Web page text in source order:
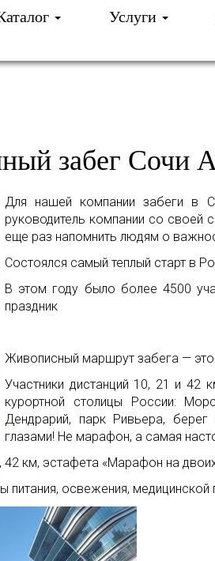
Услуги
забег Сочи
Для нашей компании забеги в
руководитель компании со
еще раз напомнить людям о
Состоялся самый теплый старт в
В этом году было более 4500
праздник
Живописный маршрут забега —
Участники дистанций 10, 21 и 42
курортной столицы России:
Дендрарий, парк Ривьера,
глазами! Не марафон, а самая
км, эстафета «Марафон на
питания, освежения,